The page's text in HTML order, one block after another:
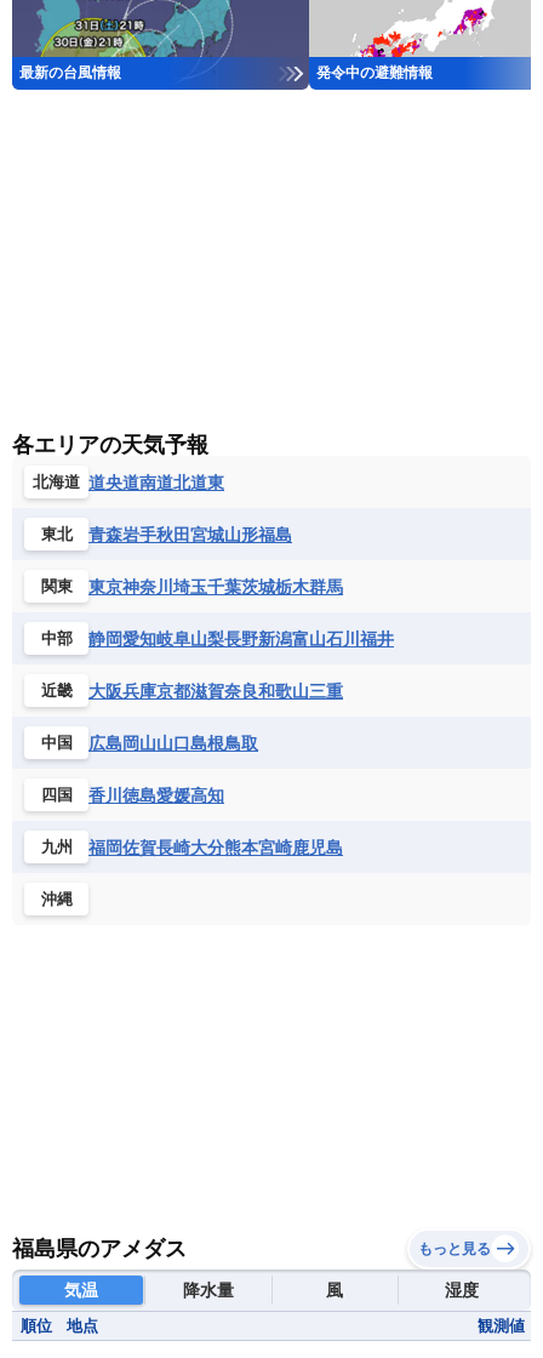
最新の台風情報 発令中の避難情報
各エリアの天気予報
北海道 道央道南道北道東
東北 青森岩手秋田宮城山形福島
関東 東京神奈川 埼玉千葉茨城栃木群馬
中部 静岡愛知岐阜山梨長野新潟富山石川 福井
近畿 大阪兵庫京都滋賀奈良和歌山三重
中国 広島岡山山口島根鳥取
四国 香川 徳島愛媛高知
九州 福岡佐賀長崎大分熊本宮崎鹿児島
沖縄
福島県のアメダス もっと見る
気温 降水量 風 湿度
順位 地点 観測値